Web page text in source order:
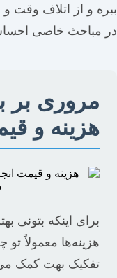
ببره و از اتلاف وقت
در مباحث خاصی
مروری
هزینه و
برای اینکه بتونی
هزینه‌ها معمولاً
تفکیک بهت کمک